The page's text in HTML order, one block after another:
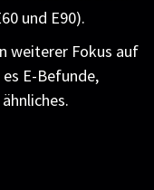
und E90).
weiterer Fokus auf
E-Befunde,